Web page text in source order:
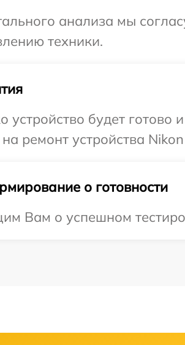
анализа мы
техники.
устройство будет
ремонт устройства
о готовности
Вам о успешном